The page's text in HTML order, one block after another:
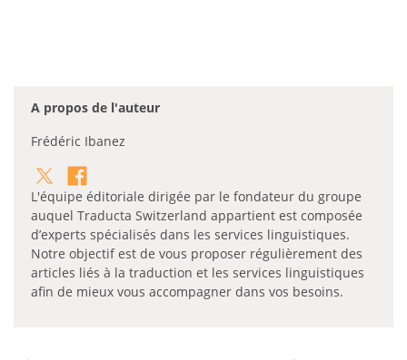
A propos de l'auteur
Frédéric Ibanez
L'équipe éditoriale dirigée par le fondateur du groupe
auquel Traducta Switzerland appartient est composée
d’experts spécialisés dans les services linguistiques.
Notre objectif est de vous proposer régulièrement des
articles liés à la traduction et les services linguistiques
afin de mieux vous accompagner dans vos besoins.